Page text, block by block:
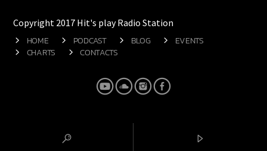
Copyright 2017 Hit's play Radio Station
HOME PODCAST BLOG
EVENTS
CHARTS
CONTACTS